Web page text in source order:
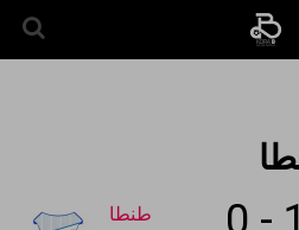
طنطا